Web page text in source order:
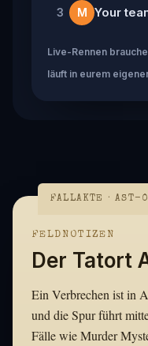
3 M Your
Live-Rennen
läuft in eurem
FALLAKTE · AST-
FELDNOTIZEN
Der Tatort
Ein Verbrechen ist in
und die Spur führt
Fälle wie Murder